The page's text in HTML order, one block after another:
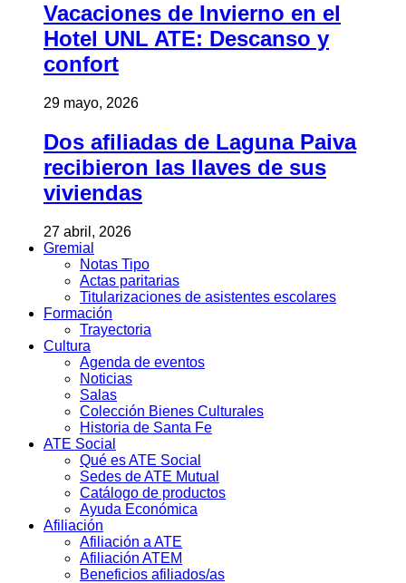
Vacaciones de Invierno en el
Hotel UNL ATE: Descanso y
confort
29 mayo, 2026
Dos afiliadas de Laguna Paiva
recibieron las llaves de sus
viviendas
27 abril, 2026
Gremial
Notas Tipo
Actas paritarias
Titularizaciones de asistentes escolares
Formación
Trayectoria
Cultura
Agenda de eventos
Noticias
Salas
Colección Bienes Culturales
Historia de Santa Fe
ATE Social
Qué es ATE Social
Sedes de ATE Mutual
Catálogo de productos
Ayuda Económica
Afiliación
Afiliación a ATE
Afiliación ATEM
Beneficios afiliados/as